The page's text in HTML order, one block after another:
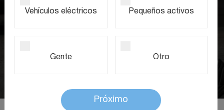
Vehículos eléctricos Pequeños activos
Gente Otro
Próximo